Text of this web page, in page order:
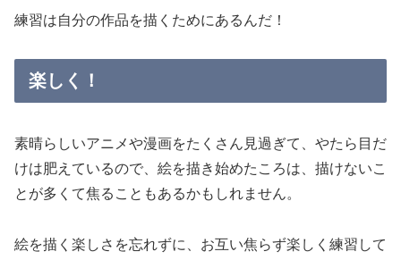
練習は自分の作品を描くためにあるんだ！
楽しく！
素晴らしいアニメや漫画をたくさん見過ぎて、やたら目だ
けは肥えているので、絵を描き始めたころは、描けないこ
とが多くて焦ることもあるかもしれません。
絵を描く楽しさを忘れずに、お互い焦らず楽しく練習して